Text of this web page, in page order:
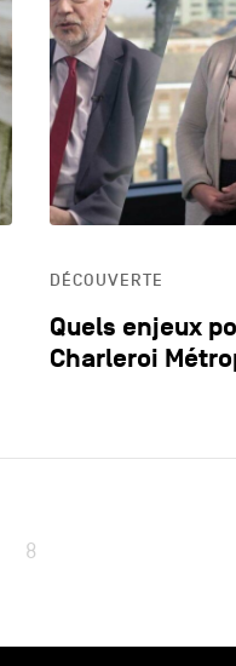
DÉCOUVERTE
Quels enjeux
Charleroi
8